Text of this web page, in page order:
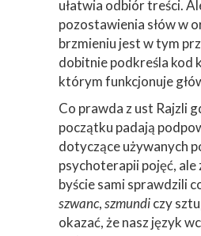
kontakcie z lekturą.
lektury zorientowałem
zamieściła podręczny
wyrazów i zwrotów
ułatwia odbiór treści.
pozostawienia słów w
brzmieniu jest w tym
dobitnie podkreśla kod
którym funkcjonuje
Co prawda z ust Rajzli
początku padają
dotyczące używanych